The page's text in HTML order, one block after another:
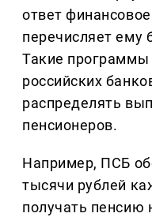
ответ
перечисляет ему
Такие программы
российских
распределять
пенсионеров.
Например, ПСБ
тысячи рублей
получать пенсию